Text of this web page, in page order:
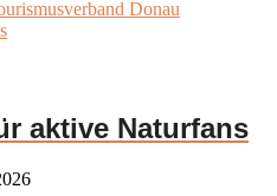
aktive Naturfans